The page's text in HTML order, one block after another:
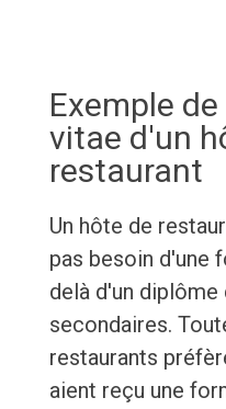
Exemple
vitae d'un
restaurant
Un hôte de
pas besoin d'une
delà d'un diplôme
secondaires.
restaurants
aient reçu une